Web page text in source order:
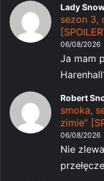
Lady
sezon 3,
06/08/2026
Ja mam
Robert
smoka,
zimie”
06/08/2026
Nie